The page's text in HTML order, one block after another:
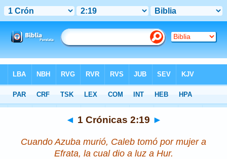
>1 Crónicas Capítulo 2 > Verso 19
◄ 1 Crónicas 2:19 ►
Cuando Azuba murió, Caleb tomó por mujer a
Efrata, la cual dio a luz a Hur.